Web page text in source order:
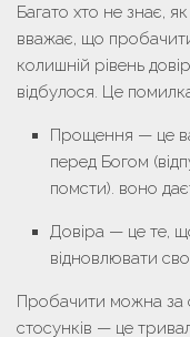
Багато хто не знає,
вважає, що
колишній рівень
відбулося. Це
Прощення — це
перед Богом
помсти). воно
Довіра — це те,
відновлювати
Пробачити можна за
стосунків — це